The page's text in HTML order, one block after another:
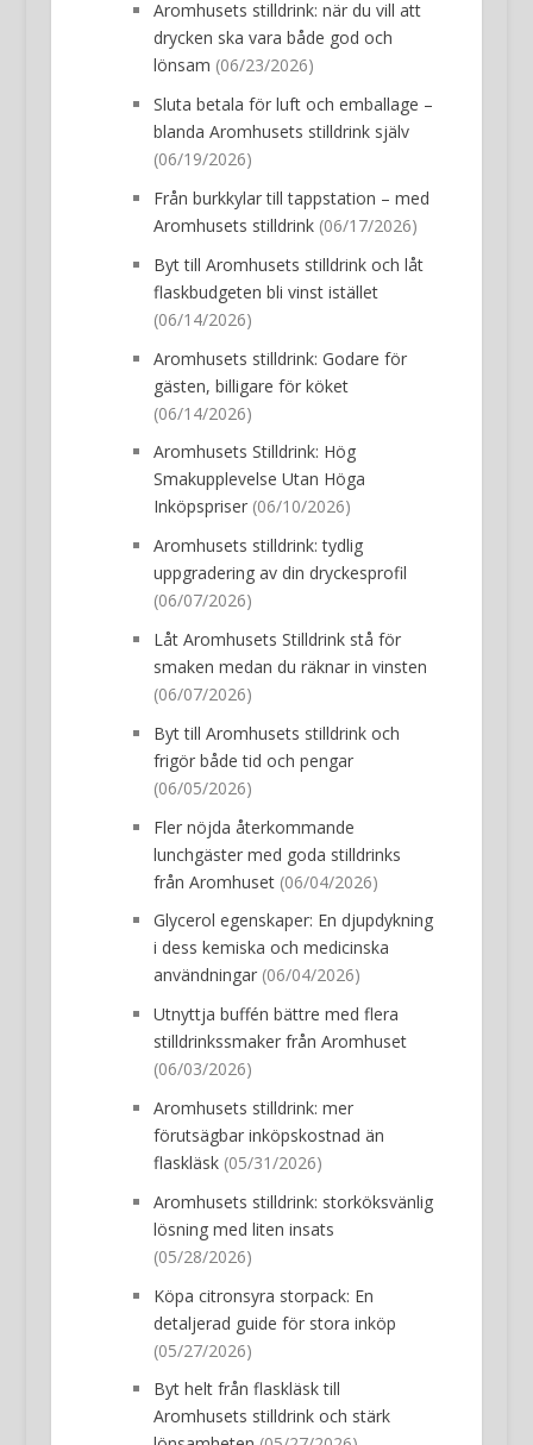
Aromhusets stilldrink: när du vill att
drycken ska vara både god och
lönsam (06/23/2026)
Sluta betala för luft och emballage –
blanda Aromhusets stilldrink själv
(06/19/2026)
Från burkkylar till tappstation – med
Aromhusets stilldrink(06/17/2026)
Byt till Aromhusets stilldrink och låt
flaskbudgeten bli vinst istället
(06/14/2026)
Aromhusets stilldrink: Godare för
gästen, billigare för köket
(06/14/2026)
Aromhusets Stilldrink: Hög
Smakupplevelse Utan Höga
Inköpspriser(06/10/2026)
Aromhusets stilldrink: tydlig
uppgradering av din dryckesprofil
(06/07/2026)
Låt Aromhusets Stilldrink stå för
smaken medan du räknar in vinsten
(06/07/2026)
Byt till Aromhusets stilldrink och
frigör både tid och pengar
(06/05/2026)
Fler nöjda återkommande
lunchgäster med goda stilldrinks
från Aromhuset(06/04/2026)
Glycerol egenskaper: En djupdykning
i dess kemiska och medicinska
användningar(06/04/2026)
Utnyttja buffén bättre med flera
stilldrinkssmaker från Aromhuset
(06/03/2026)
Aromhusets stilldrink: mer
förutsägbar inköpskostnad än
flaskläsk(05/31/2026)
Aromhusets stilldrink: storköksvänlig
lösning med liten insats
(05/28/2026)
Köpa citronsyra storpack: En
detaljerad guide för stora inköp
(05/27/2026)
Byt helt från flaskläsk till
Aromhusets stilldrink och stärk